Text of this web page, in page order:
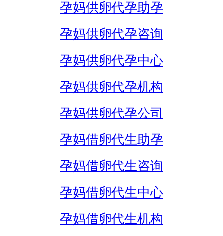
孕妈供卵代孕助孕
孕妈供卵代孕咨询
孕妈供卵代孕中心
孕妈供卵代孕机构
孕妈供卵代孕公司
孕妈借卵代生助孕
孕妈借卵代生咨询
孕妈借卵代生中心
孕妈借卵代生机构